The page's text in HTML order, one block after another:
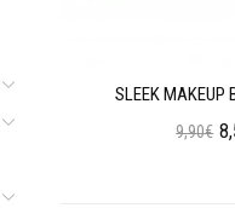
SLEEK MAKEUP
9,90€